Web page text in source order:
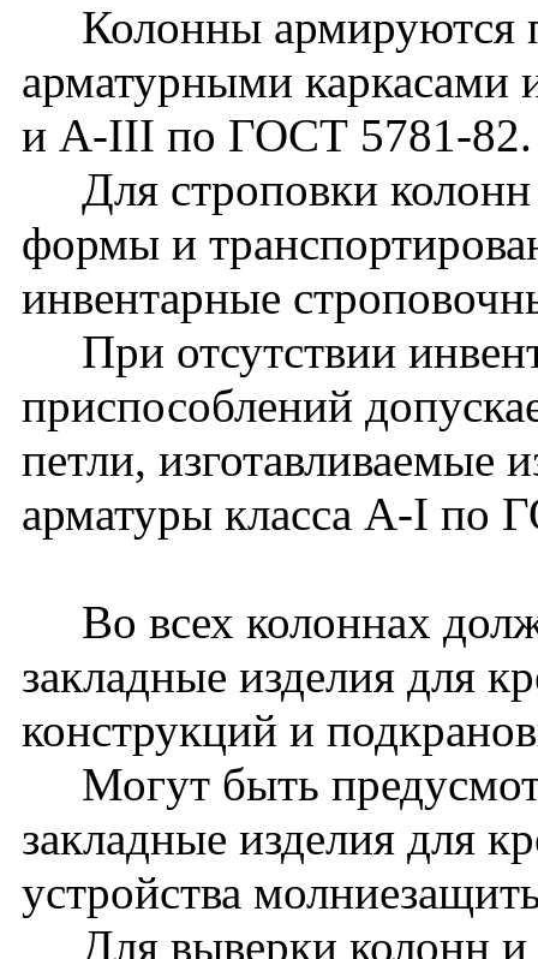
Колонны армируются
арматурными каркасами
и A-III по ГОСТ 5781-82.
Для строповки колонн
формы и
инвентарные
При отсутствии
приспособлений
петли, изготавливаемые
арматуры класса A-I по
Во всех колоннах
закладные изделия для
конструкций и
Могут быть
закладные изделия для
устройства
Для выверки колонн